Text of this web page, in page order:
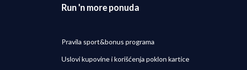
Run 'n more ponuda
Pravila sport&bonus programa
Uslovi kupovine i korišćenja poklon kartice